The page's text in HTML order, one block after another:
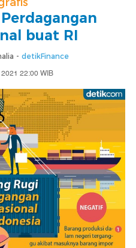
buat RI
- detikFinance
22:00 WIB